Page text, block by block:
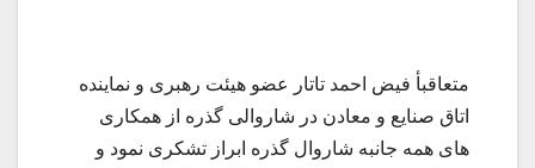
متعاقبأ فیض احمد تاتار عضو هیئت رهبری و نماینده
اتاق صنایع و معادن در شاروالی گذره از همکاری
های همه جانبه شاروال گذره ابراز تشکری نمود و